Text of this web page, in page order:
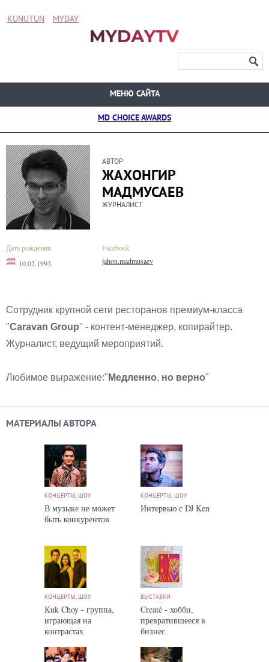
KUNUTUN MYDAY
МЕНЮ САЙТА
MD CHOICE AWARDS
АВТОР
ЖАХОНГИР
МАДМУСАЕВ
ЖУРНАЛИСТ
Дата рождения
10.02.1993
Facebook
jahon.madmusaev
Сотрудник крупной сети ресторанов премиум-класса
"Caravan Group" - контент-менеджер, копирайтер.
Журналист, ведущий мероприятий.
Любимое выражение:" Медленно, но верно"
МАТЕРИАЛЫ АВТОРА
КОНЦЕРТЫ, ШОУ
В музыке не может
быть конкурентов
КОНЦЕРТЫ, ШОУ
Интервью с DJ Ken
КОНЦЕРТЫ, ШОУ
Kuk Choy - группа,
играющая на
контрастах
ВЫСТАВКИ
Creaté - хобби,
превратившееся в
бизнес.